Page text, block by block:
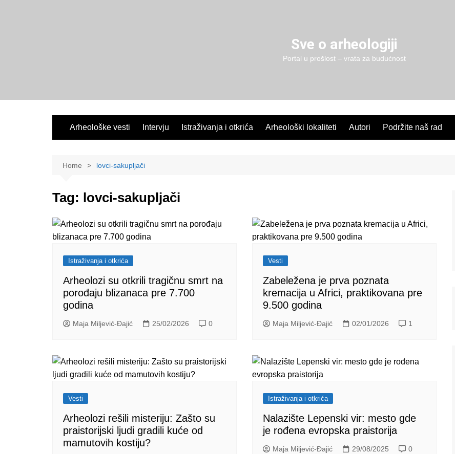
Sve o arheologiji
Portal u prošlost – vrata za budućnost
Arheološke vesti Intervju Istraživanja i otkrića Arheološki lokaliteti Autori Podržite naš rad
Home lovci-sakupljači
Tag: lovci-sakupljači
Istraživanja i otkrića
Arheolozi su otkrili tragičnu smrt na
porođaju blizanaca pre 7.700
godina
Maja Miljević-Đajić 25/02/2026 0
Vesti
Zabeležena je prva poznata
kremacija u Africi, praktikovana pre
9.500 godina
Maja Miljević-Đajić 02/01/2026 1
Vesti
Arheolozi rešili misteriju: Zašto su
praistorijski ljudi gradili kuće od
mamutovih kostiju?
Istraživanja i otkrića
Nalazište Lepenski vir: mesto gde
je rođena evropska praistorija
Maja Miljević-Đajić 29/08/2025 0